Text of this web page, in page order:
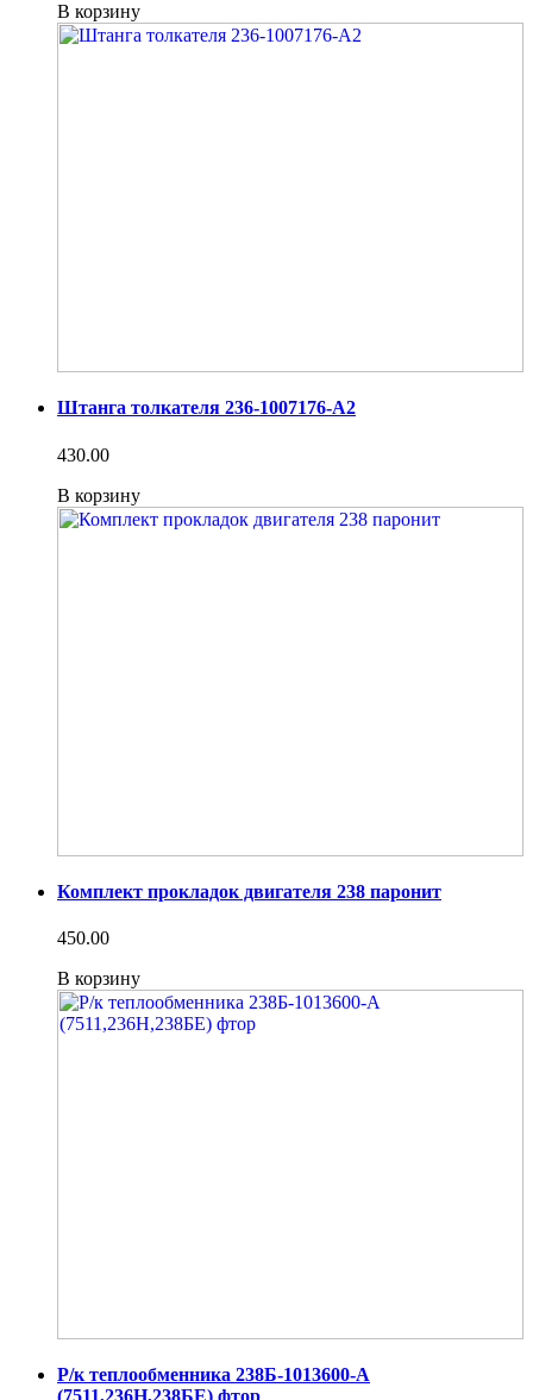
В корзину
Штанга толкателя 236-1007176-А2
430.00
В корзину
Комплект прокладок двигателя 238 паронит
450.00
В корзину
Р/к теплообменника 238Б-1013600-А